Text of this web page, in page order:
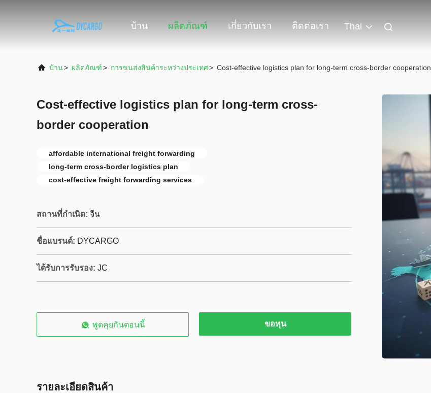
บ้าน ผลิตภัณฑ์ เกี่ยวกับเรา ติดต่อเรา Thai
บ้าน> ผลิตภัณฑ์> การขนส่งสินค้าระหว่างประเทศ> Cost-effective logistics plan for long-term cross-border cooperation
Cost-effective logistics plan for long-term cross-
border cooperation
affordable international freight forwarding
long-term cross-border logistics plan
cost-effective freight forwarding services
สถานที่กำเนิด: จีน
ชื่อแบรนด์: DYCARGO
ได้รับการรับรอง: JC
พูดคุยกันตอนนี้ ขอทุน
รายละเอียดสินค้า